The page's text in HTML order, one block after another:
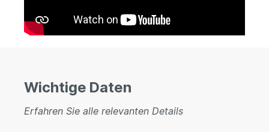
Wichtige Daten
Erfahren Sie alle relevanten Details